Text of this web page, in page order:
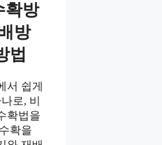
확방
방
법
서 쉽게
로, 비
확법을
확을